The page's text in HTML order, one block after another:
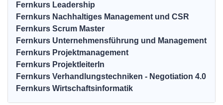
Fernkurs Leadership
Fernkurs Nachhaltiges Management und CSR
Fernkurs Scrum Master
Fernkurs Unternehmensführung und Management
Fernkurs Projektmanagement
Fernkurs ProjektleiterIn
Fernkurs Verhandlungstechniken - Negotiation 4.0
Fernkurs Wirtschaftsinformatik